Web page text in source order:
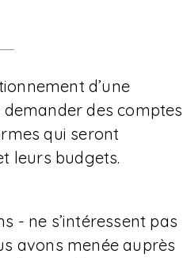
d’une
demander des comptes
qui seront
leurs budgets.
- ne s’intéressent pas
avons menée auprès